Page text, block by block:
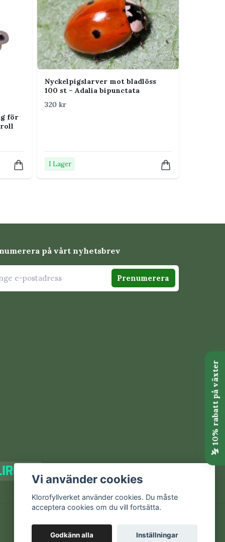
för
Nyckelpigslarver mot bladlöss
100 st – Adalia bipunctata
320 kr
I Lager
på vårt nyhetsbrev
Prenumerera
Vi använder cookies
Klorofyllverket använder cookies. Du måste
acceptera cookies om du vill fortsätta.
Godkänn alla Inställningar